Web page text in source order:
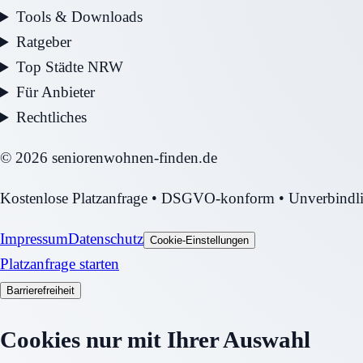
Tools & Downloads
Ratgeber
Top Städte NRW
Für Anbieter
Rechtliches
© 2026 seniorenwohnen-finden.de
Kostenlose Platzanfrage • DSGVO-konform •
ImpressumDatenschutz Cookie-Einstellungen
Platzanfrage starten
Barrierefreiheit
Cookies nur mit Ihrer Auswahl